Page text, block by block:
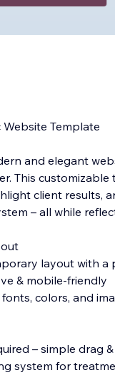
Template
and elegant
This
client results,
– all while
layout with a
& mobile-friendly
colors, and
– simple drag
system for